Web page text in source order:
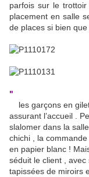
parfois sur le
placement en salle
de places si bien
"
les garçons en
assurant l’accueil .
slalomer dans la
chichi , la
en papier blanc !
séduit le client ,
tapissées de miroirs